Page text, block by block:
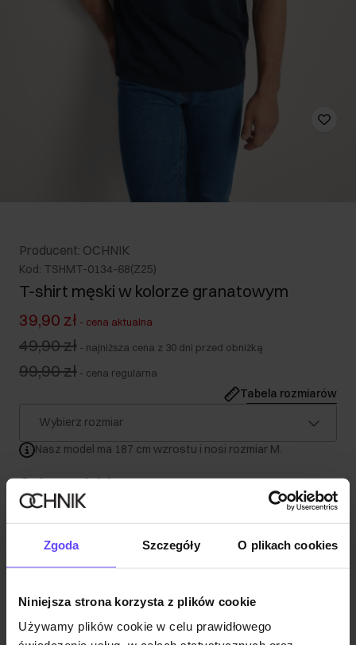
Zgoda Szczegóły O plikach cookies
Niniejsza strona korzysta z plików cookie
Używamy plików cookie w celu prawidłowego
Producent: OCHNIK
Kod: TSHMT-0134-68(Z25)
T-shirt męski w kolorze granatowym
39,90 zł - cena aktualna
49,90 zł - najniższa cena z 30 dni przed obniżką
99,90 zł - cena regularna
Tabela rozmiarów
Wybierz rozmiar
Nasz model ma 187 cm wzrostu i nosi rozmiar M.
Opis produktu
Opinie